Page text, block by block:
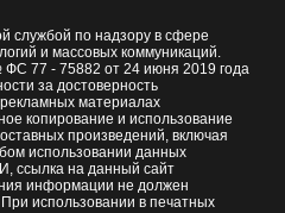
службой по надзору в сфере
и массовых коммуникаций.
77 - 75882 от 24 июня 2019 года
за достоверность
материалах
копирование и использование
произведений, включая
использовании данных
ссылка на данный сайт
информации не должен
использовании в печатных